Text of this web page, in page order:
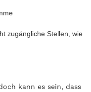
zugängliche Stellen, wie
kann es sein, dass